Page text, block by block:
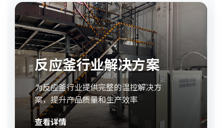
反应釜行业解决方案
为反应釜行业提供完整的温控解决方
案，提升产品质量和生产效率
查看详情